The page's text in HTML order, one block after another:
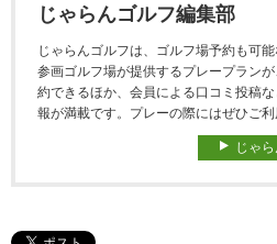
じゃらんゴルフ編集部
じゃらんゴルフは、ゴルフ場予約も可
参画ゴルフ場が提供するプレープラン
約できるほか、会員による口コミ投稿
報が満載です。プレーの際にはぜひご利
じゃ